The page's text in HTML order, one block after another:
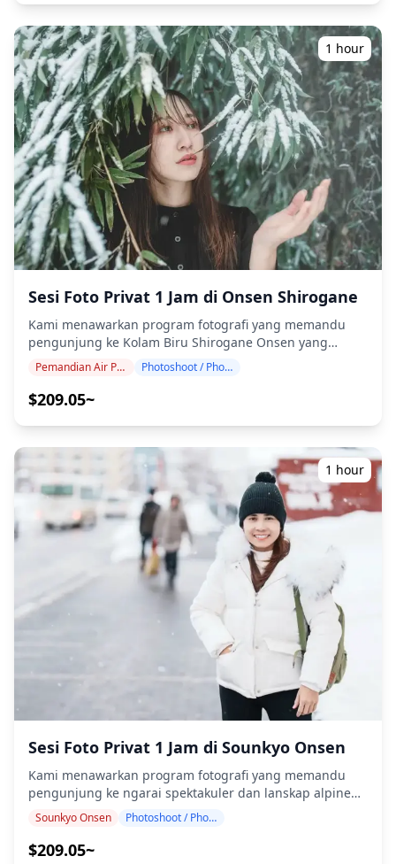
ideal. (Mohon bagikan lokasi pilihan Anda kepada kami!)
Jelajahi hutan belantara yang masih alami dan garis
pantai dramatis di Hokkaido timur. Dari hutan yang
belum tersentuh dan air terjun dramatis di
Semenanjung Shiretoko yang merupakan Warisan Dunia
UNESCO hingga pemandangan es hanyut yang
spektakuler di Laut Okhotsk dan ladang bunga
berwarna-warni, abadikan keindahan mentah dari
perbatasan terakhir Jepang. Sesi fotografi tersedia di
mana saja di Shiretoko, Abashiri, Kitami, dan Monbetsu
dan dapat dipesan hingga 3 hari sebelumnya. Kami
akan mengatur fotografer berbahasa Inggris/Jepang.
File asli 100+ foto dikirimkan dalam waktu seminggu,
dan Anda dapat memilih 10 foto favorit Anda untuk
dikirim ulang. Koreksi dilakukan untuk membangkitkan
suasana tertentu, dan jika diinginkan, penyesuaian
dapat dilakukan pada suasana hati dan warna. Biarkan
kami mengabadikan momen spesial Anda di Shiretoko,
Abashiri, Kitami, dan Monbetsu melalui layanan
fotografi kami! ◆ Informasi penting: ・Jika Anda
terlambat tiba untuk waktu pertemuan yang
dikirimkan dapat dikurangi. ・Jika hujan diperkirakan
hari pemotretan, tiga opsi tersedia: (1) menjadwalkan
ulang tanggal dan waktu, (2) mengubah lokasi, atau (3)
membatalkan pemotretan. ![]
(https://assets.hldycdn.com/33e1dbf4-01b1-43ac-b6ec-
e51bc1247782.jpg)
1 hour
Sesi Foto Privat 1 Jam di Onsen Shirogane
Kami menawarkan program fotografi yang memandu
pengunjung ke Kolam Biru Shirogane Onsen yang
terkenal di dunia dan lanskap air kaya mineral
tinggi, program kami menyesuaikan jadwal perjalanan
kobalt yang ikonik dengan siluet pohon birch mati yang
halus, Air Terjun Shirahige setinggi 30m yang jatuh ke
sungai berwarna pirus, dan koridor hutan birch
keemasan. Sesi fotografi tersedia di mana saja di
Shirogane Onsen dan dapat dipesan hingga 3 hari
sebelumnya. Kami akan mengatur fotografer berbahasa
Inggris/Jepang. File foto asli 100+ akan dikirimkan dalam
waktu seminggu, dan Anda dapat memilih 10 foto favorit
Anda untuk dikirim ulang. Koreksi dilakukan untuk
membangkitkan suasana air biru supernatural, dan jika
diinginkan, penyesuaian dapat dilakukan pada suasana
hati dan warna. Biarkan kami mengabadikan momen
spesial Anda di Shirogane Onsen melalui layanan
terlambat tiba untuk waktu pertemuan yang
dijadwalkan, durasi pemotretan dan jumlah foto yang
dikirimkan dapat dikurangi. ・Jika hujan diperkirakan
yang dijadwalkan atau jika tiba-tiba hujan pada hari
pemotretan, tiga opsi tersedia: (1) menjadwal ulang
tanggal dan waktu, (2) mengubah lokasi, atau (3)
membatalkan pemotretan. ![]
(https://assets.hldycdn.com/1494b675-c359-4e76-be2d-
(https://assets.hldycdn.com/1934fc1d-c4ae-4044-b4c1-
Pemandian Air Panas Shirogane Photoshoot / Photo tour
$209.05~
1 hour
Sesi Foto Privat 1 Jam di Sounkyo Onsen
Kami menawarkan program fotografi yang memandu
pengunjung ke ngarai spektakuler dan lanskap alpine
Sounkyo Onsen. Dipandu oleh fotografer berkualifikasi
tinggi, program kami menyesuaikan jadwal perjalanan
Anda, menangkap komposisi alami di ngarai tebing
Sounkyo Onsen Photoshoot / Photo tour
$209.05~